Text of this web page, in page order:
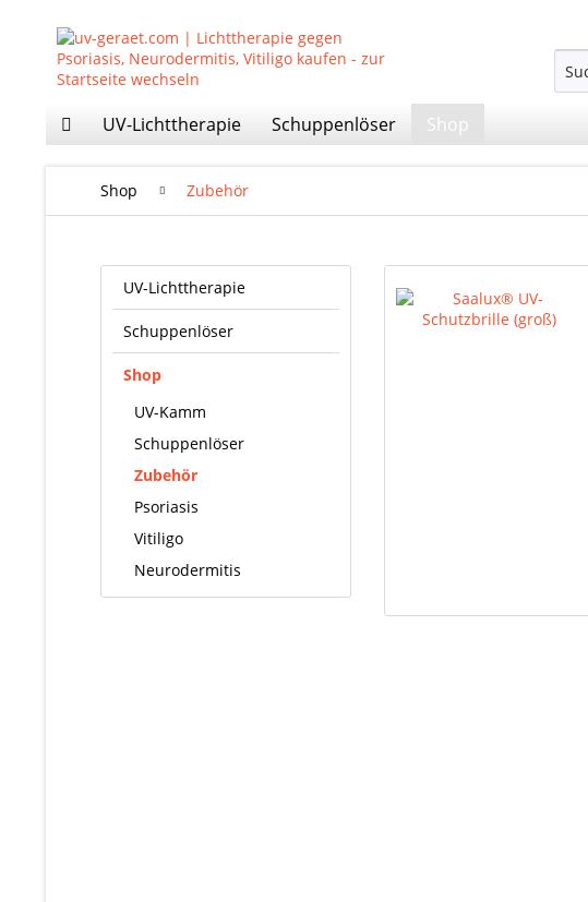
UV-Lichttherapie Schuppenlöser Shop
Shop Zubehör
UV-Lichttherapie
Schuppenlöser
Shop
UV-Kamm
Schuppenlöser
Zubehör
Psoriasis
Vitiligo
Neurodermitis